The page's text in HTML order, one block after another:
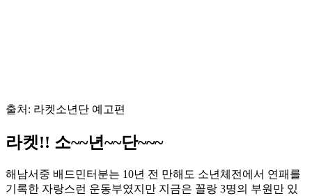
출처: 라켓소년단 예고편
라켓!! 소~~년~~단~~~
해남서중 배드민터분는 10년 전 만해도 소년체전에서 연패를
기록한 자랑스런 운동부였지만 지금은 꼴랑 3명의 부원만 있